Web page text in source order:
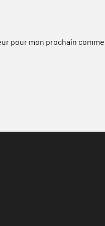
pour mon prochain